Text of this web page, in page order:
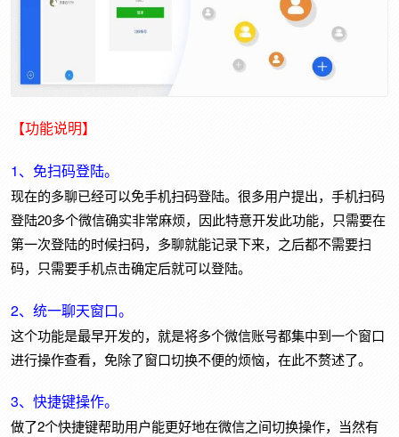
【功能说明】
1、免扫码登陆。
现在的多聊已经可以免手机扫码登陆。很多用户提出，手机扫码
登陆20多个微信确实非常麻烦，因此特意开发此功能，只需要在
第一次登陆的时候扫码，多聊就能记录下来，之后都不需要扫
码，只需要手机点击确定后就可以登陆。
2、统一聊天窗口。
这个功能是最早开发的，就是将多个微信账号都集中到一个窗口
进行操作查看，免除了窗口切换不便的烦恼，在此不赘述了。
3、快捷键操作。
做了2个快捷键帮助用户能更好地在微信之间切换操作，当然有